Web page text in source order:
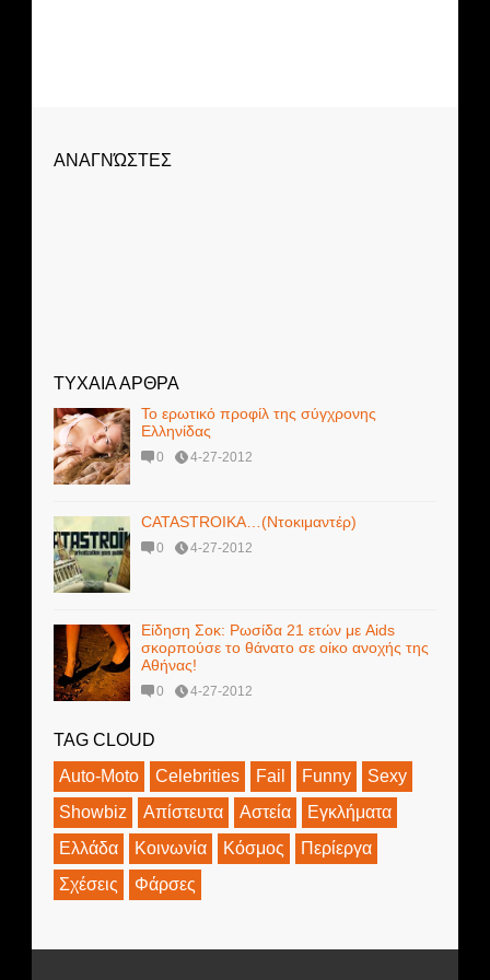
ΑΝΑΓΝΏΣΤΕΣ
ΤΥΧΑΙΑ ΑΡΘΡΑ
Το ερωτικό προφίλ της σύγχρονης
Ελληνίδας
0 4-27-2012
CATASTROIKA…(Ντοκιμαντέρ)
0 4-27-2012
Είδηση Σοκ: Ρωσίδα 21 ετών με Aids
σκορπούσε το θάνατο σε οίκο ανοχής της
Αθήνας!
0 4-27-2012
TAG CLOUD
Auto-Moto
Celebrities Fail Funny
Sexy
Showbiz
Απίστευτα Αστεία
Εγκλήματα
Ελλάδα
Κοινωνία Κόσμος
Περίεργα
Σχέσεις
Φάρσες